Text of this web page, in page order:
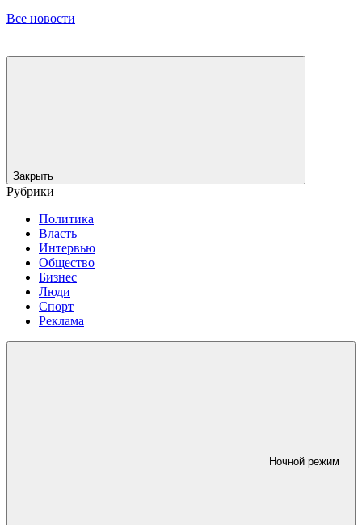
Все новости
Закрыть
Рубрики
Политика
Власть
Интервью
Общество
Бизнес
Люди
Спорт
Реклама
Ночной режим